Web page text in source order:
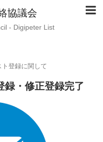
協議会
- Digipeter List
ト登録に関して
録・修正登録完了